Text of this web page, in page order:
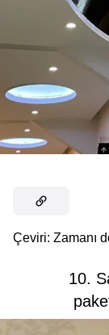
Çeviri: Zamanı
10.